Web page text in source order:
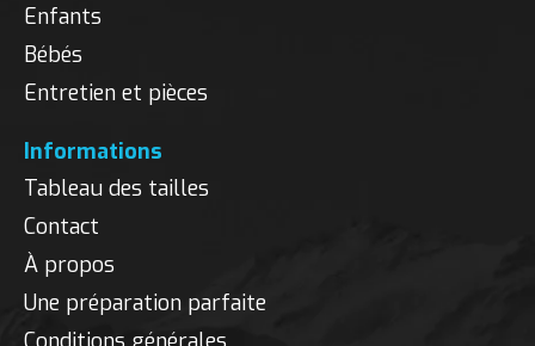
Enfants
Bébés
Entretien et pièces
Informations
Tableau des tailles
Contact
À propos
Une préparation parfaite